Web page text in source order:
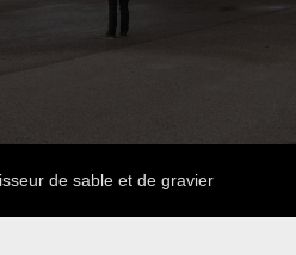
de sable et de gravier